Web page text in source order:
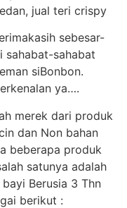
sebesar-
sahabat-sahabat
siBonbon.
ya….
merek dari produk
dan Non bahan
beberapa produk
satunya adalah
Berusia 3 Thn
berikut :